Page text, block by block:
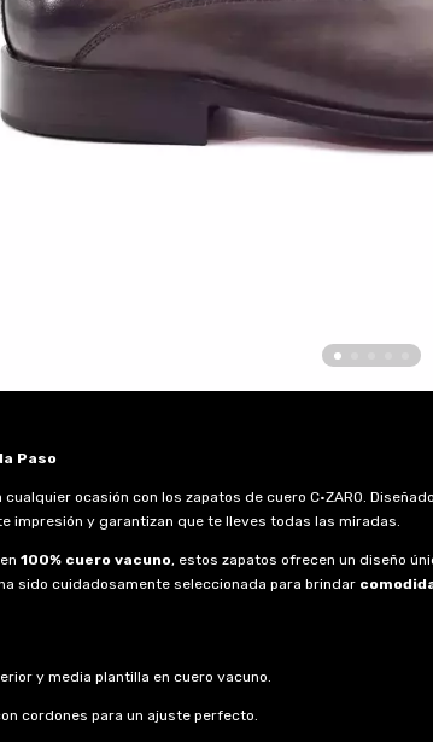
Paso
ocasión con los zapatos de cuero C·ZARO.
impresión y garantizan que te lleves todas las miradas.
100% cuero vacuno, estos zapatos ofrecen un diseño
sido cuidadosamente seleccionada para brindar
y media plantilla en cuero vacuno.
cordones para un ajuste perfecto.